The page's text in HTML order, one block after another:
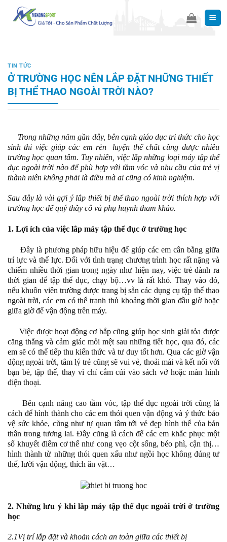
content
TIN TỨC
Ở TRƯỜNG HỌC NÊN LẮP ĐẶT NHỮNG THIẾT
BỊ THỂ THAO NGOÀI TRỜI NÀO?
Trong những năm gần đây, bên cạnh giáo dục tri thức cho học
sinh thì việc giúp các em rèn luyện thể chất cũng được nhiều
trường học quan tâm. Tuy nhiên, việc lắp những loại máy tập thể
dục ngoài trời nào để phù hợp với tầm vóc và nhu cầu của trẻ vị
thành niên không phải là điều mà ai cũng có kinh nghiệm.
Sau đây là vài gợi ý lắp thiết bị thể thao ngoài trời thích hợp với
trường học để quý thầy cô và phụ huynh tham khảo.
1. Lợi ích của việc lắp máy tập thể dục ở trường học
Đây là phương pháp hữu hiệu để giúp các em cân bằng giữa
trí lực và thể lực. Đối với tình trạng chương trình học rất nặng và
chiếm nhiều thời gian trong ngày như hiện nay, việc trẻ dành ra
thời gian để tập thể dục, chạy bộ…vv là rất khó. Thay vào đó,
nếu khuôn viên trường được trang bị sẵn các dụng cụ tập thể thao
ngoài trời, các em có thể tranh thủ khoảng thời gian đầu giờ hoặc
giữa giờ để vận động trên máy.
Việc được hoạt động cơ bắp cũng giúp học sinh giải tỏa được
căng thẳng và cảm giác mỏi mệt sau những tiết học, qua đó, các
em sẽ có thể tiếp thu kiến thức và tư duy tốt hơn. Qua các giờ vận
động ngoài trời, tâm lý trẻ cũng sẽ vui vẻ, thoải mái và kết nối với
bạn bè, tập thể, thay vì chỉ cắm cúi vào sách vở hoặc màn hình
điện thoại.
Bên cạnh nâng cao tầm vóc, tập thể dục ngoài trời cũng là
cách để hình thành cho các em thói quen vận động và ý thức bảo
vệ sức khỏe, cũng như tự quan tâm tới vẻ đẹp hình thể của bản
thân trong tương lai. Đây cũng là cách để các em khắc phục một
số khuyết điểm cơ thể như cong vẹo cột sống, béo phì, cận thị…
hình thành từ những thói quen xấu như ngồi học không đúng tư
thế, lười vận động, thích ăn vặt…
2. Những lưu ý khi lắp máy tập thể dục ngoài trời ở trường
học
2.1Vị trí lắp đặt và khoản cách an toàn giữa các thiết bị